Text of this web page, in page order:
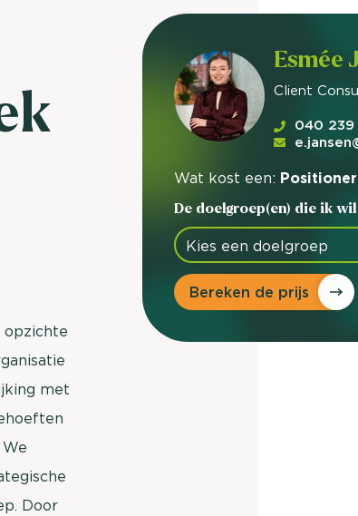
Neem contact op
opzichte
met
Door
Esmée
Client
040
Wat kost een:
De doelgroep(en) die ik
Bereken de prijs